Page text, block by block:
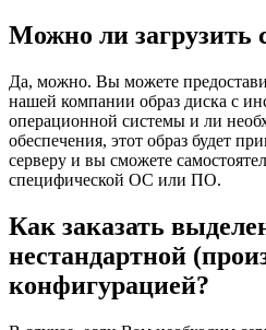
Можно ли загрузить
Да, можно. Вы можете
нашей компании образ диска с
операционной системы и ли
обеспечения, этот образ будет
серверу и вы сможете
специфической ОС или ПО.
Как заказать
нестандартной
конфигурацией?